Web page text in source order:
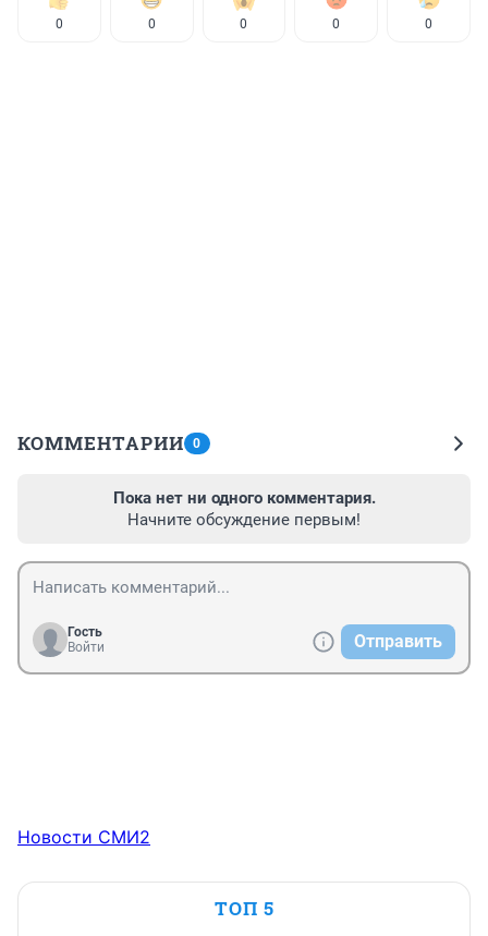
0 0 0 0 0
КОММЕНТАРИИ 0
Пока нет ни одного комментария.
Начните обсуждение первым!
Гость
Войти
Отправить
Новости СМИ2
ТОП 5